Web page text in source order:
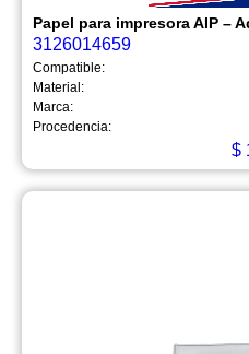
Papel para impresora AIP –
3126014659
Compatible:
Material:
Marca:
Procedencia:
$